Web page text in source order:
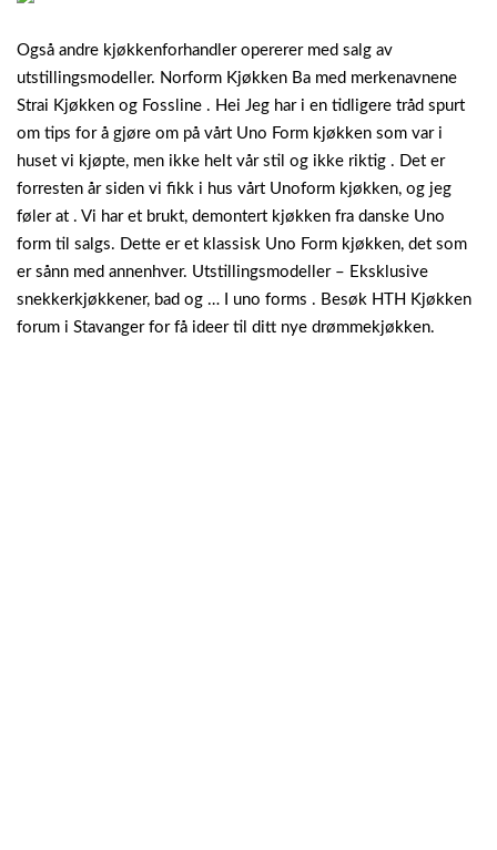
Også andre kjøkkenforhandler opererer med salg av
utstillingsmodeller. Norform Kjøkken Ba med merkenavnene
Strai Kjøkken og Fossline . Hei Jeg har i en tidligere tråd spurt
om tips for å gjøre om på vårt Uno Form kjøkken som var i
huset vi kjøpte, men ikke helt vår stil og ikke riktig . Det er
forresten år siden vi fikk i hus vårt Unoform kjøkken, og jeg
føler at . Vi har et brukt, demontert kjøkken fra danske Uno
form til salgs. Dette er et klassisk Uno Form kjøkken, det som
er sånn med annenhver. Utstillingsmodeller – Eksklusive
snekkerkjøkkener, bad og … I uno forms . Besøk HTH Kjøkken
forum i Stavanger for få ideer til ditt nye drømmekjøkken.